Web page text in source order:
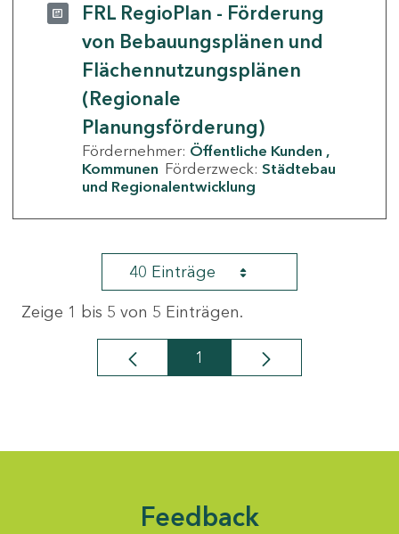
FRL RegioPlan - Förderung
von Bebauungsplänen und
Flächennutzungsplänen
(Regionale
Planungsförderung)
Fördernehmer: Öffentliche Kunden
Kommunen Förderzweck: Städtebau
und Regionalentwicklung
40 Einträge
Zeige 1 bis 5 von 5 Einträgen.
Seite
1
Feedback